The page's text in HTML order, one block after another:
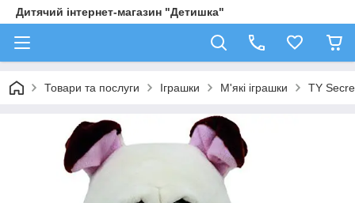
Дитячий інтернет-магазин "Детишка"
Товари та послуги Іграшки М'які іграшки TY